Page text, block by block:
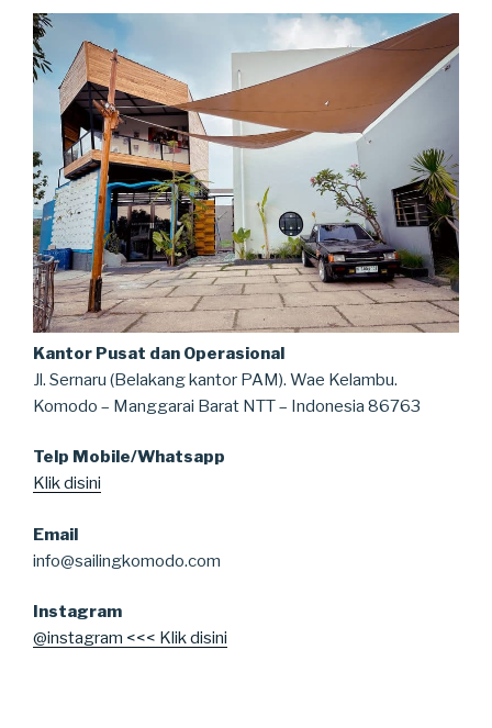
Kantor Pusat dan Operasional
Jl. Sernaru (Belakang kantor PAM). Wae Kelambu.
Komodo – Manggarai Barat NTT – Indonesia 86763
Telp Mobile/Whatsapp
Klik disini
Email
info@sailingkomodo.com
Instagram
@instagram <<< Klik disini